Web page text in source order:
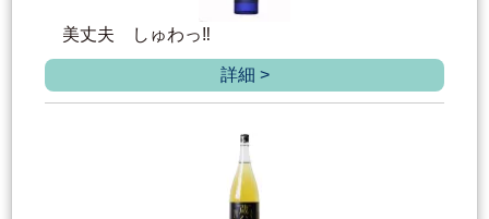
美丈夫 しゅわっ‼
詳細 >